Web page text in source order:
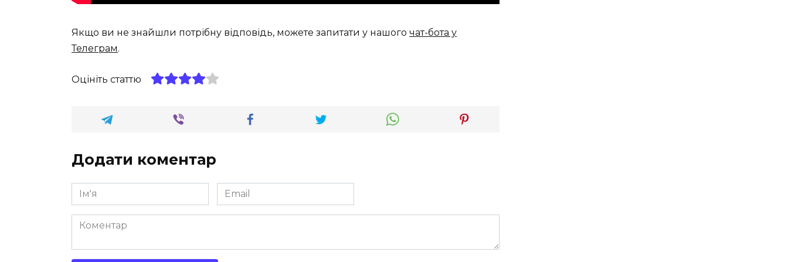
Якщо ви не знайшли потрібну відповідь, можете запитати у нашого чат-бота у
Телеграм.
Оцініть статтю
Додати коментар
Ім'я
*
Email
*
Коментар